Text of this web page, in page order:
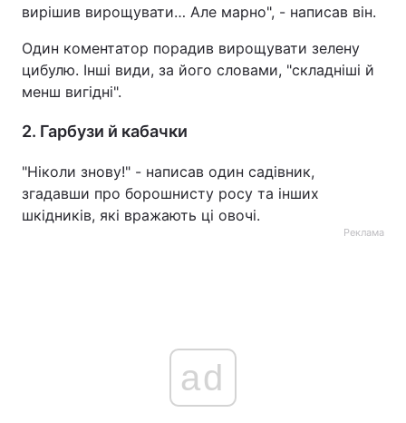
вирішив вирощувати… Але марно", - написав він.
Один коментатор порадив вирощувати зелену
цибулю. Інші види, за його словами, "складніші й
менш вигідні".
2. Гарбузи й кабачки
"Ніколи знову!" - написав один садівник,
згадавши про борошнисту росу та інших
шкідників, які вражають ці овочі.
Реклама
ad